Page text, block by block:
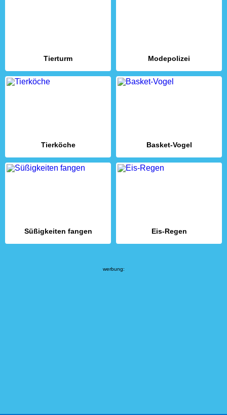
Tierturm Modepolizei
Tierköche Basket-Vogel
Süßigkeiten fangen Eis-Regen
werbung: